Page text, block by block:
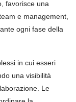
favorisce una
e management,
ogni fase della
in cui esseri
una visibilità
Le